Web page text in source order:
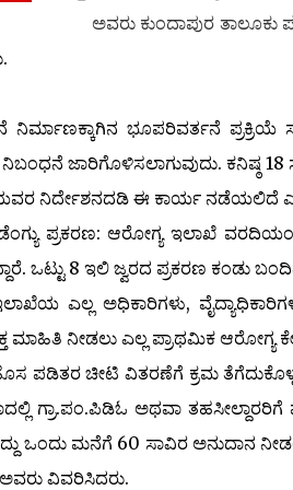
ಅವರು ಕುಂದಾಪುರ
ಭೂಪರಿವರ್ತನೆ ಪ್ರಕ್ರಿಯೆ
ಜಾರಿಗೊಳಿಸಲಾಗುವುದು. ಕನಿಷ್ಠ
ನಿರ್ದೇಶನದಡಿ ಈ ಕಾರ್ಯ ನಡೆಯಲಿದೆ
ಆರೋಗ್ಯ ಇಲಾಖೆ ವರದಿಯಂತೆ
ಒಟ್ಟು 8 ಇಲಿ ಜ್ವರದ ಪ್ರಕರಣ ಕಂಡು
ಎಲ್ಲ ಅಧಿಕಾರಿಗಳು,
ಮಾಹಿತಿ ನೀಡಲು ಎಲ್ಲ ಪ್ರಾಥಮಿಕ ಆರೋಗ್ಯ
ಚೀಟಿ ವಿತರಣೆಗೆ ಕ್ರಮ
ಗ್ರಾ.ಪಂ.ಪಿಡಿಓ ಅಥವಾ
ಒಂದು ಮನೆಗೆ 60 ಸಾವಿರ ಅನುದಾನ
ಅವರು ವಿವರಿಸಿದರು.